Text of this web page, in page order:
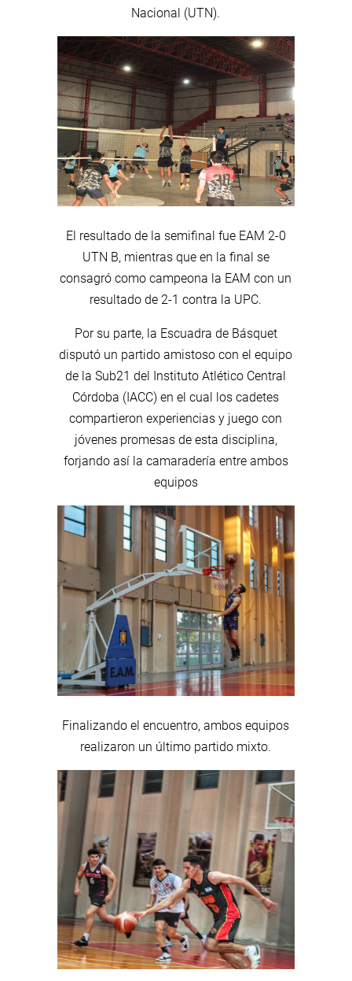
Nacional (UTN).
El resultado de la semifinal fue EAM 2-0
UTN B, mientras que en la final se
consagró como campeona la EAM con un
resultado de 2-1 contra la UPC.
Por su parte, la Escuadra de Básquet
disputó un partido amistoso con el equipo
de la Sub21 del Instituto Atlético Central
Córdoba (IACC) en el cual los cadetes
compartieron experiencias y juego con
jóvenes promesas de esta disciplina,
forjando así la camaradería entre ambos
equipos
Finalizando el encuentro, ambos equipos
realizaron un último partido mixto.